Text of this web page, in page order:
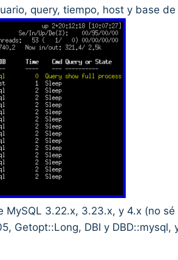
query, tiempo, host y base
MySQL 3.22.x, 3.23.x, y 4.x (no
Getopt::Long, DBI y DBD::mysql,